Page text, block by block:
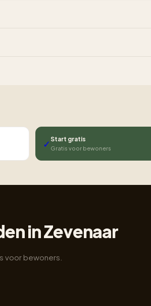
✓Start gratis
Gratis voor bewoners
in Zevenaar
voor bewoners.